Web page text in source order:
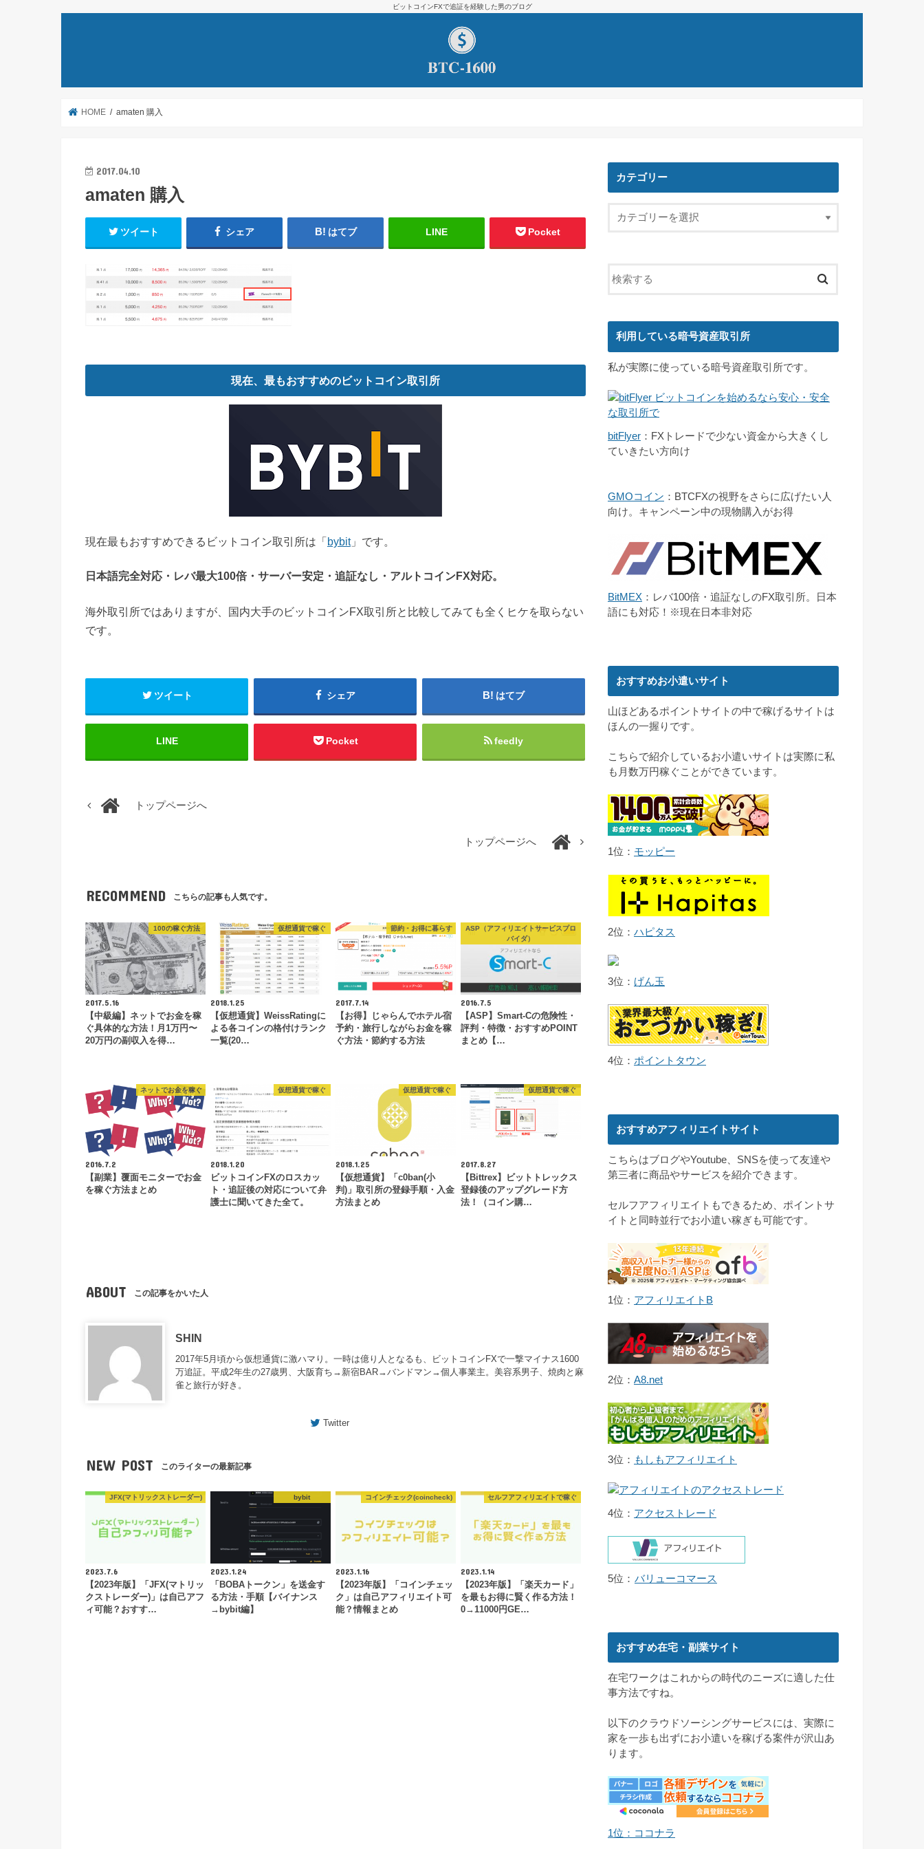
ビットコインFXで追証を経験した男のブログ
HOME amaten 購入
2017.04.10
amaten 購入
ツイート シェア はてブ LINE Pocket
現在、最もおすすめのビットコイン取引所
現在最もおすすめできるビットコイン取引所は「 bybit」です。
日本語完全対応・レバ最大100倍・サーバー安定・追証なし・アルトコインFX対応。
海外取引所ではありますが、国内大手のビットコインFX取引所と比較してみても全くヒケを取らない
です。
ツイート シェア はてブ
LINE Pocket feedly
トップページへ
トップページへ
RECOMMEND こちらの記事も人気です。
100の稼ぐ方法
2017.5.16
【中級編】ネットでお金を稼
ぐ具体的な方法！月1万円〜
20万円の副収入を得…
仮想通貨で稼ぐ
2018.1.25
【仮想通貨】WeissRatingに
よる各コインの格付けランク
一覧(20…
節約・お得に暮らす
2017.7.14
【お得】じゃらんでホテル宿
予約・旅行しながらお金を稼
ぐ方法・節約する方法
ASP（アフィリエイトサービスプロ
バイダ）
2016.7.5
【ASP】Smart-Cの危険性・
評判・特徴・おすすめPOINT
まとめ【…
ネットでお金を稼ぐ
2016.7.2
【副業】覆面モニターでお金
を稼ぐ方法まとめ
仮想通貨で稼ぐ
2018.1.20
ビットコインFXのロスカッ
ト・追証後の対応について弁
護士に聞いてきた全て。
仮想通貨で稼ぐ
2018.1.25
【仮想通貨】「c0ban(小
判)」取引所の登録手順・入金
方法まとめ
仮想通貨で稼ぐ
2017.8.27
【Bittrex】ビットトレックス
登録後のアップグレード方
法！（コイン購…
ABOUT この記事をかいた人
SHIN
2017年5月頃から仮想通貨に激ハマり。一時は億り人となるも、ビットコインFXで一撃マイナス1600
万追証。平成2年生の27歳男、大阪育ち→新宿BAR→バンドマン→個人事業主。美容系男子、焼肉と麻
雀と旅行が好き。
Twitter
NEW POST このライターの最新記事
JFX(マトリックストレーダー)
2023.7.6
【2023年版】「JFX(マトリッ
クストレーダー)」は自己アフ
ィ可能？おすす…
bybit
2023.1.24
「BOBAトークン」を送金す
る方法・手順【バイナンス
→bybit編】
コインチェック(coincheck)
2023.1.16
【2023年版】「コインチェッ
ク」は自己アフィリエイト可
能？情報まとめ
セルフアフィリエイトで稼ぐ
2023.1.14
【2023年版】「楽天カード」
を最もお得に賢く作る方法！
0→11000円GE…
カテゴリー
利用している暗号資産取引所
私が実際に使っている暗号資産取引所です。
bitFlyer ：FXトレードで少ない資金から大きくし
ていきたい方向け
GMOコイン ：BTCFXの視野をさらに広げたい人
向け。キャンペーン中の現物購入がお得
BitMEX ：レバ100倍・追証なしのFX取引所。日本
語にも対応！※現在日本非対応
おすすめお小遣いサイト
山ほどあるポイントサイトの中で稼げるサイトは
ほんの一握りです。
こちらで紹介しているお小遣いサイトは実際に私
も月数万円稼ぐことができています。
1位： モッピー
2位： ハピタス
3位： げん玉
4位： ポイントタウン
おすすめアフィリエイトサイト
こちらはブログやYoutube、SNSを使って友達や
第三者に商品やサービスを紹介できます。
セルフアフィリエイトもできるため、ポイントサ
イトと同時並行でお小遣い稼ぎも可能です。
1位： アフィリエイトB
2位： A8.net
3位： もしもアフィリエイト
4位： アクセストレード
5位： バリューコマース
おすすめ在宅・副業サイト
在宅ワークはこれからの時代のニーズに適した仕
事方法ですね。
以下のクラウドソーシングサービスには、実際に
家を一歩も出ずにお小遣いを稼げる案件が沢山あ
ります。
1位：ココナラ